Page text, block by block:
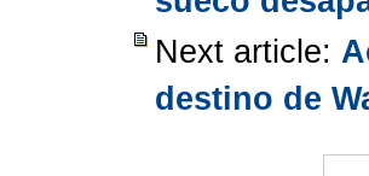
Next article:
destino de